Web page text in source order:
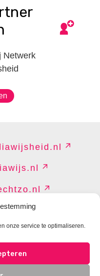
onze service te optimaliseren.
Netwerk
PRIVACY
BEHEREN